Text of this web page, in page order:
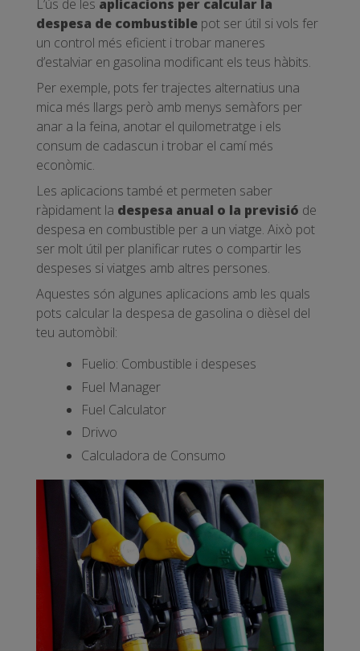
L’ús de les aplicacions per calcular la
despesa de combustible pot ser útil si vols fer
un control més eficient i trobar maneres
d’estalviar en gasolina modificant els teus hàbits.
Per exemple, pots fer trajectes alternatius una
mica més llargs però amb menys semàfors per
anar a la feina, anotar el quilometratge i els
consum de cadascun i trobar el camí més
econòmic.
Les aplicacions també et permeten saber
ràpidament la despesa anual o la previsió de
despesa en combustible per a un viatge. Això pot
ser molt útil per planificar rutes o compartir les
despeses si viatges amb altres persones.
Aquestes són algunes aplicacions amb les quals
pots calcular la despesa de gasolina o dièsel del
teu automòbil:
Fuelio: Combustible i despeses
Fuel Manager
Fuel Calculator
Drivvo
Calculadora de Consumo